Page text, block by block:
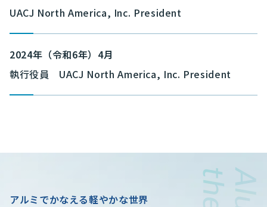
UACJ North America, Inc. President
2024年（令和6年）4月
執行役員 UACJ North America, Inc. President
アルミでかなえる軽やかな世界